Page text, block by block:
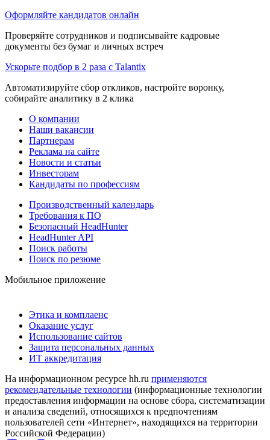
Оформляйте кандидатов онлайн
Проверяйте сотрудников и подписывайте кадровые
документы без бумаг и личных встреч
Ускорьте подбор в 2 раза с Talantix
Автоматизируйте сбор откликов, настройте воронку,
собирайте аналитику в 2 клика
О компании
Наши вакансии
Партнерам
Реклама на сайте
Новости и статьи
Инвесторам
Кандидаты по профессиям
Производственный календарь
Требования к ПО
Безопасный HeadHunter
HeadHunter API
Поиск работы
Поиск по резюме
Мобильное приложение
Этика и комплаенс
Оказание услуг
Использование сайтов
Защита персональных данных
ИТ аккредитация
На информационном ресурсе hh.ru применяются
рекомендательные технологии (информационные технологии
предоставления информации на основе сбора, систематизации
и анализа сведений, относящихся к предпочтениям
пользователей сети «Интернет», находящихся на территории
Российской Федерации)